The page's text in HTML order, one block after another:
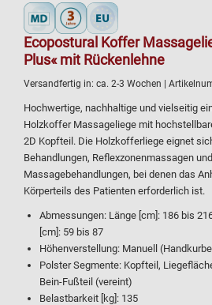
Ecopostural Koffer
Plus« mit Rückenlehne
Versandfertig in: ca. 2-3 Wochen |
Hochwertige, nachhaltige und vielseitig
Holzkoffer Massageliege mit
2D Kopfteil. Die Holzkofferliege eignet
Behandlungen, Reflexzonenmassagen
Massagebehandlungen, bei denen das
Körperteils des Patienten erforderlich ist.
Abmessungen: Länge [cm]: 186 bis
[cm]: 59 bis 87
Höhenverstellung: Manuell
Polster Segmente: Kopfteil,
Bein-Fußteil (vereint)
Belastbarkeit [kg]: 135